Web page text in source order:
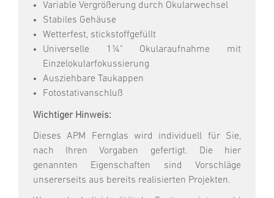
Variable Vergrößerung durch Okularwechsel
Stabiles Gehäuse
Wetterfest, stickstoffgefüllt
Universelle 1¼" Okularaufnahme mit
Einzelokularfokussierung
Ausziehbare Taukappen
Fotostativanschluß
Wichtiger Hinweis:
Dieses APM Fernglas wird individuell für Sie,
nach Ihren Vorgaben gefertigt. Die hier
genannten Eigenschaften sind Vorschläge
unsererseits aus bereits realisierten Projekten.